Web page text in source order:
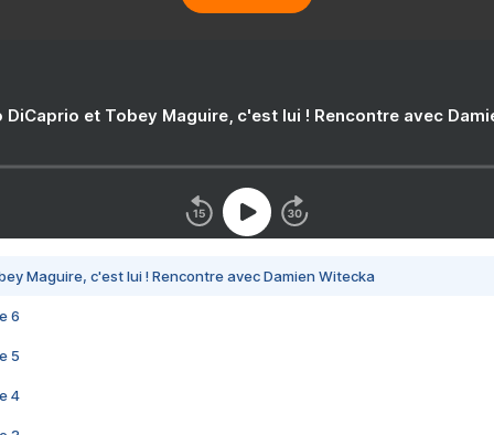
DiCaprio et Tobey Maguire, c'est lui ! Rencontre avec
Maguire, c'est lui ! Rencontre avec Damien Witecka
6
5
4